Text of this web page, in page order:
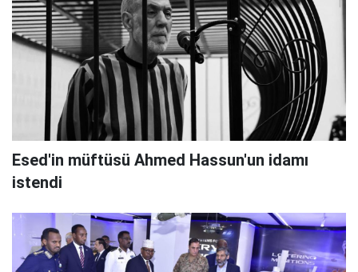
Esed'in müftüsü Ahmed Hassun'un idamı
istendi